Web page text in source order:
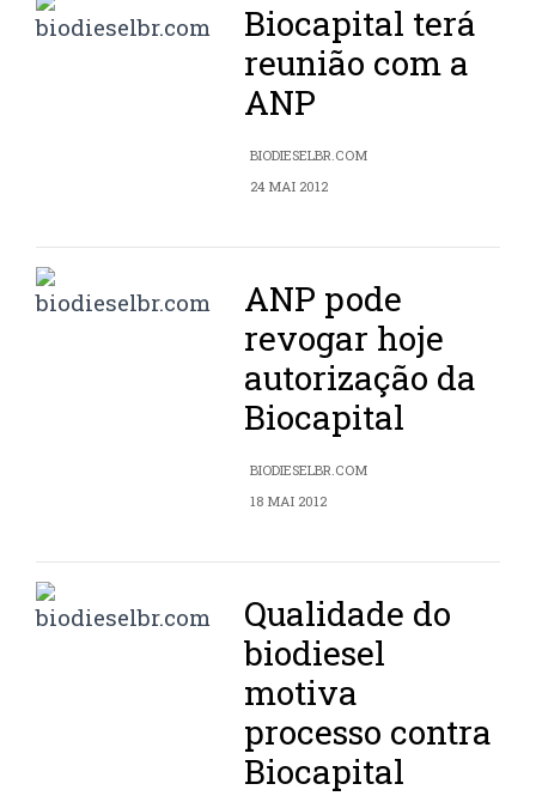
Biocapital terá
reunião com a
ANP
BIODIESELBR.COM
24 MAI 2012
ANP pode
revogar hoje
autorização da
Biocapital
BIODIESELBR.COM
18 MAI 2012
Qualidade do
biodiesel
motiva
processo contra
Biocapital